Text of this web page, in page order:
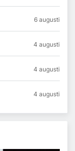
6 augusti
4 augusti
4 augusti
4 augusti